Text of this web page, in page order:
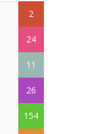
2
24
11
26
154